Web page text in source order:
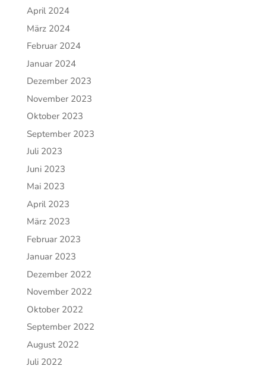
April 2024
März 2024
Februar 2024
Januar 2024
Dezember 2023
November 2023
Oktober 2023
September 2023
Juli 2023
Juni 2023
Mai 2023
April 2023
März 2023
Februar 2023
Januar 2023
Dezember 2022
November 2022
Oktober 2022
September 2022
August 2022
Juli 2022